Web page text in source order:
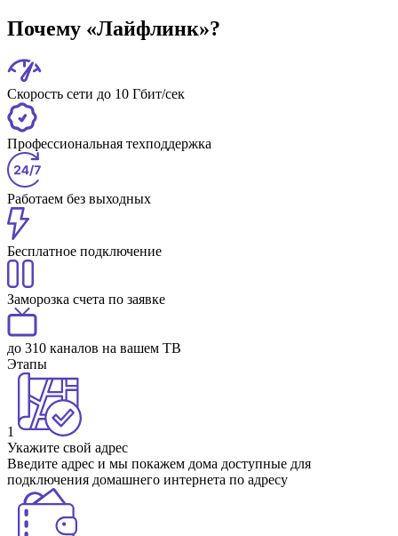
Почему «Лайфлинк»?
Скорость сети до 10 Гбит/сек
Профессиональная техподдержка
Работаем без выходных
Бесплатное подключение
Заморозка счета по заявке
до 310 каналов на вашем ТВ
Этапы
1
Укажите свой адрес
Введите адрес и мы покажем дома доступные для
подключения домашнего интернета по адресу